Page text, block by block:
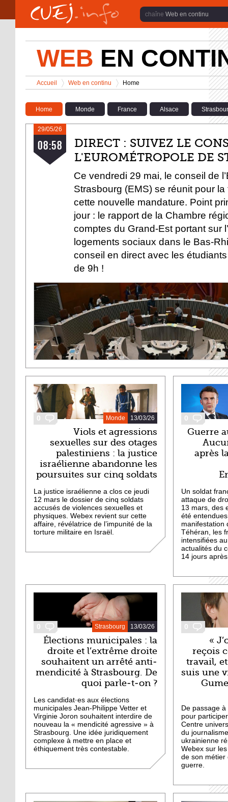
Aller au contenu principal
Web en continu
WEB EN
Vous êtes ici
Accueil
>
Web en continu
>
Home
Home Monde France Alsace
À LA UNE
29/05/26
08:58
DIRECT : SUIVEZ LE
L'EUROMÉTROPOLE DE
Ce vendredi 29 mai, le conseil de
Strasbourg (EMS) se réunit pour
cette nouvelle mandature. Point
jour : le rapport de la Chambre
comptes du Grand-Est portant sur
logements sociaux dans le Bas-
conseil en direct avec les
de 9h !
DERNIERS ARTICLES
0 13/03/26
Monde
Viols et agressions
sexuelles sur des otages
palestiniens : la justice
israélienne abandonne les
poursuites sur cinq soldats
La justice israélienne a clos ce jeudi
12 mars le dossier de cinq soldats
accusés de violences sexuelles et
physiques. Webex revient sur cette
affaire, révélatrice de l’impunité de la
torture militaire en Israël.
0
Guerre
après
Un soldat
attaque de
13 mars, des
été
manifestation
Téhéran, les
intensifiées
actualités du
14 jours
0 13/03/26
Strasbourg
Élections municipales : la
droite et l’extrême droite
souhaitent un arrêté anti-
mendicité à Strasbourg. De
quoi parle-t-on ?
Les candidat·es aux élections
municipales Jean-Philippe Vetter et
Virginie Joron souhaitent interdire de
nouveau la « mendicité agressive » à
Strasbourg. Une idée juridiquement
complexe à mettre en place et
éthiquement très contestable.
0
«
reçois
travail,
suis une
De passage
pour
Centre
du
ukrainienne
Webex sur
de son métier
guerre.